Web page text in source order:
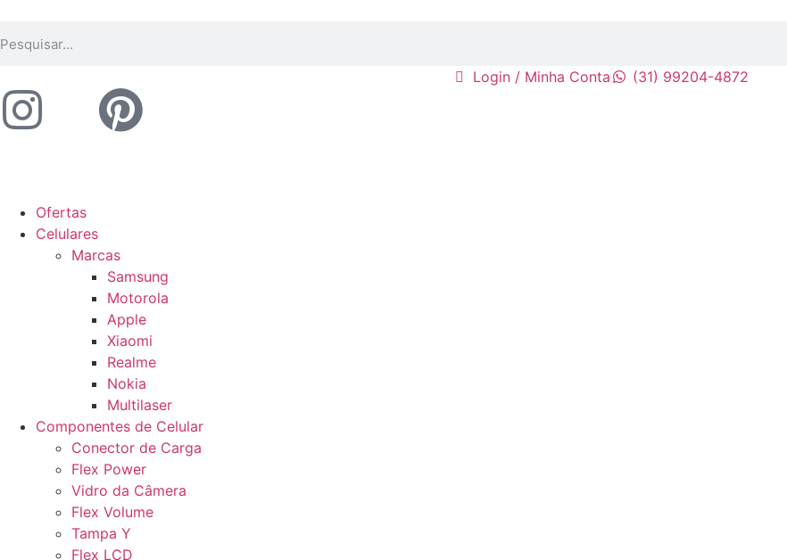
Login / Minha Conta (31) 99204-4872
Ofertas
Celulares
Marcas
Samsung
Motorola
Apple
Xiaomi
Realme
Nokia
Multilaser
Componentes de Celular
Conector de Carga
Flex Power
Vidro da Câmera
Flex Volume
Tampa Y
Flex LCD